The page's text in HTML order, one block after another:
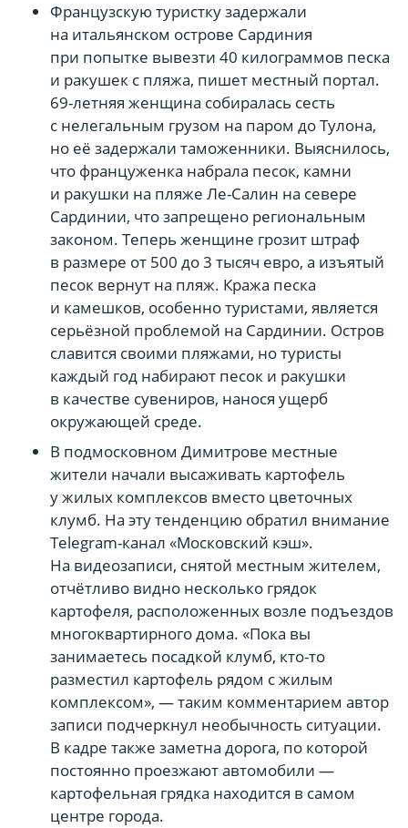
Французскую туристку задержали
на итальянском острове Сардиния
при попытке вывезти 40 килограммов песка
и ракушек с пляжа, пишет местный портал.
69-летняя женщина собиралась сесть
с нелегальным грузом на паром до Тулона,
но её задержали таможенники. Выяснилось,
что француженка набрала песок, камни
и ракушки на пляже Ле-Салин на севере
Сардинии, что запрещено региональным
законом. Теперь женщине грозит штраф
в размере от 500 до 3 тысяч евро, а изъятый
песок вернут на пляж. Кража песка
и камешков, особенно туристами, является
серьёзной проблемой на Сардинии. Остров
славится своими пляжами, но туристы
каждый год набирают песок и ракушки
в качестве сувениров, нанося ущерб
окружающей среде.
В подмосковном Димитрове местные
жители начали высаживать картофель
у жилых комплексов вместо цветочных
клумб. На эту тенденцию обратил внимание
Telegram-канал «Московский кэш».
На видеозаписи, снятой местным жителем,
отчётливо видно несколько грядок
картофеля, расположенных возле подъездов
многоквартирного дома. «Пока вы
занимаетесь посадкой клумб, кто-то
разместил картофель рядом с жилым
комплексом», — таким комментарием автор
записи подчеркнул необычность ситуации.
В кадре также заметна дорога, по которой
постоянно проезжают автомобили —
картофельная грядка находится в самом
центре города.